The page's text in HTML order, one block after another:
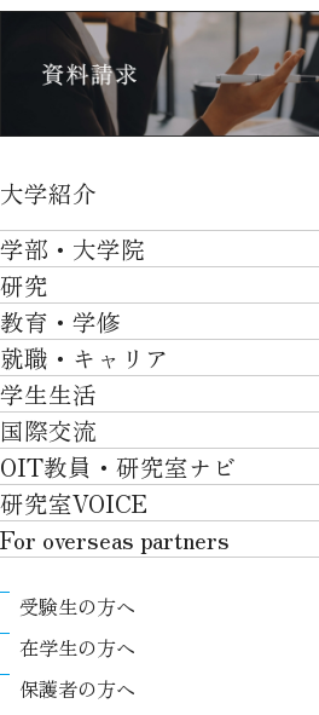
大学紹介
大学紹介TOP
OVER THE LIMIT
大学について
施設一覧
社会・地域・高大連携
川上村での取り組み
アクセス
ポリシー/コンプライアンス
卒業生VOICE
学部・大学院
学部・大学院TOP
工学部
ロボティクス＆デザイン工学部
情報科学部
知的財産学部
工学研究科
ロボティクス＆デザイン工学研究科
知的財産専門職大学院
研究
研究TOP
研究について
産官学連携
教育・学修
教育・学修TOP
卒業時質保証を担う独自の教育シ
自律学修
学習支援
リカレント教育プログラム
高大接続
教職課程
教育センター
履修、授業、試験について
就職・キャリア
就職・キャリアTOP
就職サポート
キャリア形成
インターンシップ
学生生活
学生生活TOP
キャンパスライフ
課外活動
学費
奨学金
生活支援
情報センター
国際交流
国際交流TOP
グローバルな人材育成
国際交流プログラムについて
国際交流プログラムのサポート体
キャンパス内での国際交流
国際交流センター
OIT教員・研究室ナビ
研究室VOICE
For overseas partners
About
Research
International (Exchange students
受験生の方へ
在学生の方へ
保護者の方へ